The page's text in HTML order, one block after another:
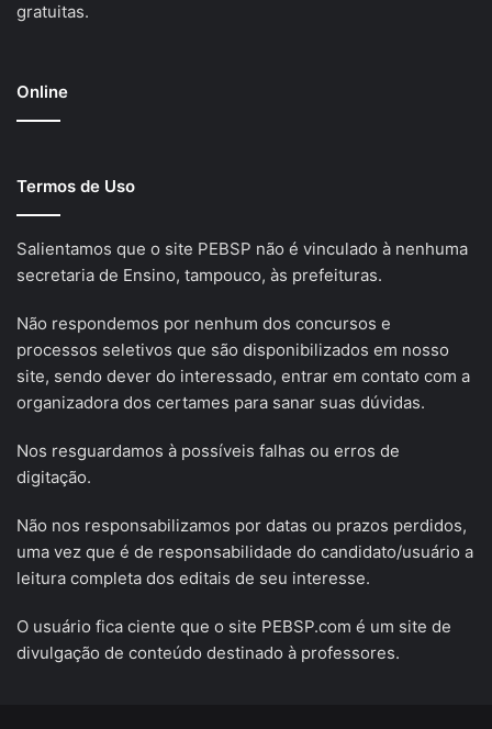
gratuitas.
Online
Termos de Uso
Salientamos que o site PEBSP não é vinculado à nenhuma
secretaria de Ensino, tampouco, às prefeituras.
Não respondemos por nenhum dos concursos e
processos seletivos que são disponibilizados em nosso
site, sendo dever do interessado, entrar em contato com a
organizadora dos certames para sanar suas dúvidas.
Nos resguardamos à possíveis falhas ou erros de
digitação.
Não nos responsabilizamos por datas ou prazos perdidos,
uma vez que é de responsabilidade do candidato/usuário a
leitura completa dos editais de seu interesse.
O usuário fica ciente que o site PEBSP.com é um site de
divulgação de conteúdo destinado à professores.